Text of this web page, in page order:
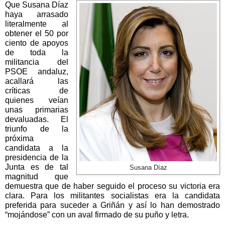
Susana Díaz
Que Susana Díaz
haya arrasado
literalmente al
obtener el 50 por
ciento de apoyos
de toda la
militancia del
PSOE andaluz,
acallará las
críticas de
quienes veían
unas primarias
devaluadas. El
triunfo de la
próxima
candidata a la
presidencia de la
Junta es de tal
magnitud que
demuestra que de haber seguido el proceso su victoria era
clara. Para los militantes socialistas era la candidata
preferida para suceder a Griñán y así lo han demostrado
“mojándose” con un aval firmado de su puño y letra.